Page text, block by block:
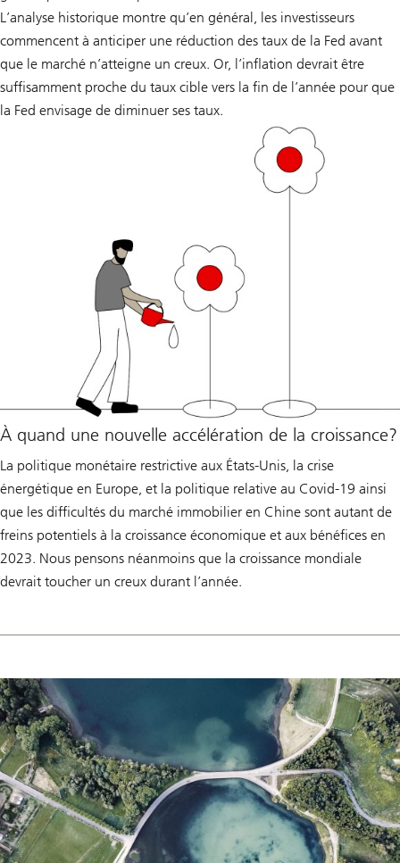
L’analyse historique montre qu’en général, les investisseurs
commencent à anticiper une réduction des taux de la Fed avant
que le marché n’atteigne un creux. Or, l’inflation devrait être
suffisamment proche du taux cible vers la fin de l’année pour que
la Fed envisage de diminuer ses taux.
À quand une nouvelle accélération de la croissance?
La politique monétaire restrictive aux États-Unis, la crise
énergétique en Europe, et la politique relative au Covid-19 ainsi
que les difficultés du marché immobilier en Chine sont autant de
freins potentiels à la croissance économique et aux bénéfices en
2023. Nous pensons néanmoins que la croissance mondiale
devrait toucher un creux durant l’année.